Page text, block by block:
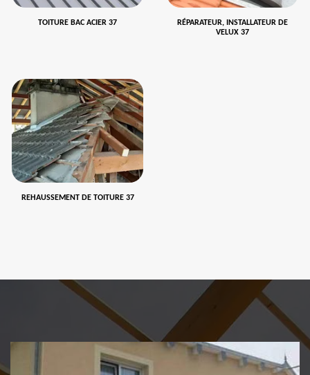
TOITURE BAC ACIER 37
RÉPARATEUR, INSTALLATEUR DE
VELUX 37
REHAUSSEMENT DE TOITURE 37